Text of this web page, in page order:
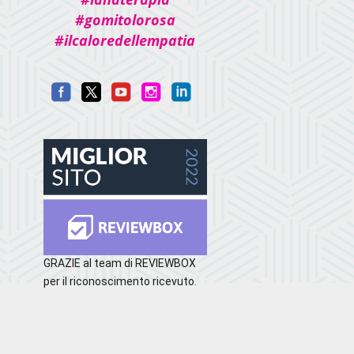
#gomitolorosa
#ilcaloredellempatia
GRAZIE al team di REVIEWBOX
per il riconoscimento ricevuto.